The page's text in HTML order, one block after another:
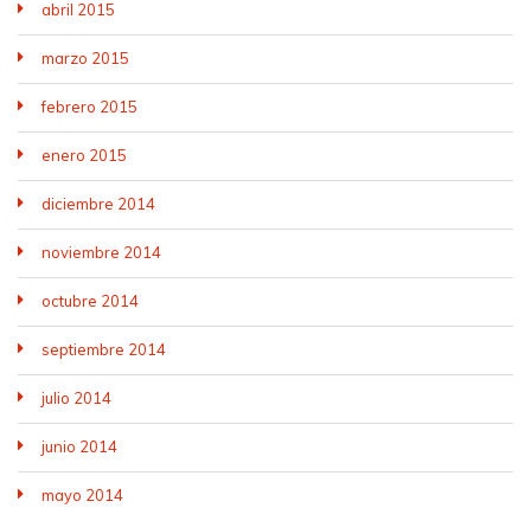
abril 2015
marzo 2015
febrero 2015
enero 2015
diciembre 2014
noviembre 2014
octubre 2014
septiembre 2014
julio 2014
junio 2014
mayo 2014